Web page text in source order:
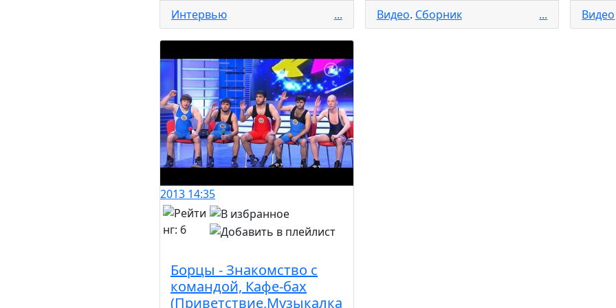
Интервью ... Видео. Cборник ... Видео
2013 14:35
Борцы - Знакомство с
командой, Кафе-бах
(Приветствие,Музыкалка